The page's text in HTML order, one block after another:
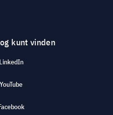
kunt vinden
LinkedIn
YouTube